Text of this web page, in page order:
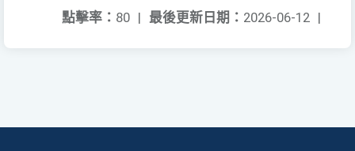
最後更新日期： 2026-06-12 |
點擊率： 80 |